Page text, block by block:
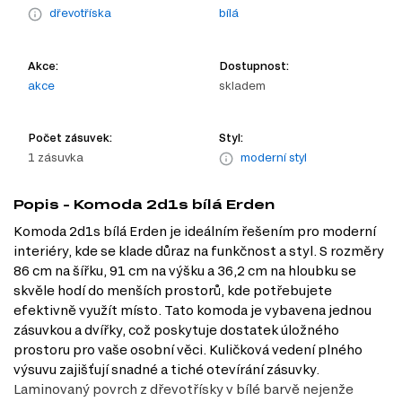
dřevotříska bílá
Akce:
akce
Dostupnost:
skladem
Počet zásuvek:
1 zásuvka
Styl:
moderní styl
Popis - Komoda 2d1s bílá Erden
Komoda 2d1s bílá Erden je ideálním řešením pro moderní
interiéry, kde se klade důraz na funkčnost a styl. S rozměry
86 cm na šířku, 91 cm na výšku a 36,2 cm na hloubku se
skvěle hodí do menších prostorů, kde potřebujete
efektivně využít místo. Tato komoda je vybavena jednou
zásuvkou a dvířky, což poskytuje dostatek úložného
prostoru pro vaše osobní věci. Kuličková vedení plného
výsuvu zajišťují snadné a tiché otevírání zásuvky.
Laminovaný povrch z dřevotřísky v bílé barvě nejenže